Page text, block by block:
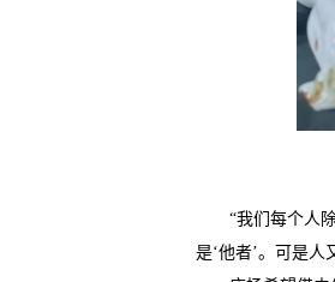
“我们每个人
是‘他者’。可是